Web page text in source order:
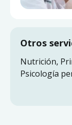
Otros
Nutrición,
Psicología